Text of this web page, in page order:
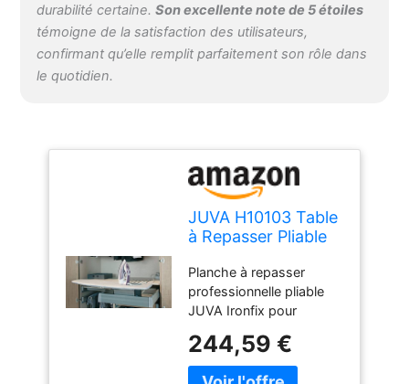
Fittings powered by
Heimwerkertools
durabilité certaine.Son excellente note de 5 étoiles
témoigne de la satisfaction des utilisateurs,
confirmant qu’elle remplit parfaitement son rôle dans
le quotidien.
JUVA H10103 Table
à Repasser Pliable
Housse de Table à
Repasser Argenté
Planche à repasser
professionnelle pliable
JUVA Ironfix pour
Pliable et extensible de
l'armoire et du tiroir
244,59 €